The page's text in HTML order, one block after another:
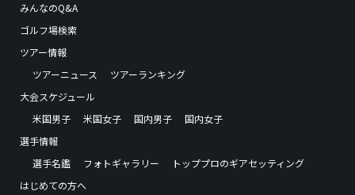
みんなのQ&A
ゴルフ場検索
ツアー情報
ツアーニュース
ツアーランキング
大会スケジュール
米国男子
米国女子 国内男子
国内女子
選手情報
選手名鑑
フォトギャラリー
トッププロのギアセッティング
はじめての方へ